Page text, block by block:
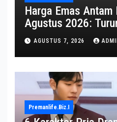
Harga Emas
Agustus 2026:
Rp2.650.000
AGUSTUS 7, 2026
Premanlife.biz.i